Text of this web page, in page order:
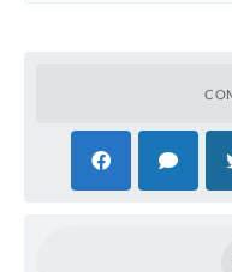
Contratos